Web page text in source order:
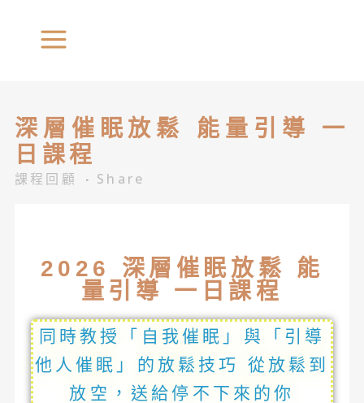
深層催眠放鬆 能量引導 一
日課程
課程回顧 Share
2026 深層催眠放鬆 能
量引導 一日課程
同時教授「自我催眠」與「引導
他人催眠」的放鬆技巧 從放鬆到
放空，送給停不下來的你